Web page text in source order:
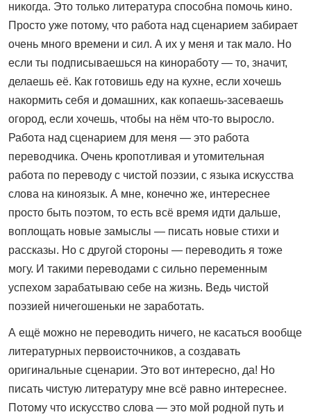
никогда. Это только литература способна помочь кино.
Просто уже потому, что работа над сценарием забирает
очень много времени и сил. А их у меня и так мало. Но
если ты подписываешься на киноработу — то, значит,
делаешь её. Как готовишь еду на кухне, если хочешь
накормить себя и домашних, как копаешь-засеваешь
огород, если хочешь, чтобы на нём что-то выросло.
Работа над сценарием для меня — это работа
переводчика. Очень кропотливая и утомительная
работа по переводу с чистой поэзии, с языка искусства
слова на киноязык. А мне, конечно же, интереснее
просто быть поэтом, то есть всё время идти дальше,
воплощать новые замыслы — писать новые стихи и
рассказы. Но с другой стороны — переводить я тоже
могу. И такими переводами с сильно переменным
успехом зарабатываю себе на жизнь. Ведь чистой
поэзией ничегошеньки не заработать.
А ещё можно не переводить ничего, не касаться вообще
литературных первоисточников, а создавать
оригинальные сценарии. Это вот интересно, да! Но
писать чистую литературу мне всё равно интереснее.
Потому что искусство слова — это мой родной путь и